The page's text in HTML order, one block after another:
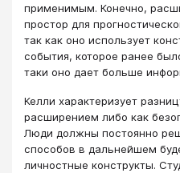
применимым. Конечно,
простор для
так как оно использует
события, которое ранее
таки оно дает больше
Келли характеризует
расширением либо как
Люди должны постоянно
способов в дальнейшем
личностные конструкты.